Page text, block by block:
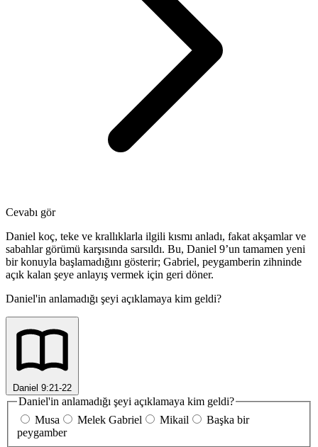
Cevabı gör
Daniel koç, teke ve krallıklarla ilgili kısmı anladı, fakat akşamlar ve
sabahlar görümü karşısında sarsıldı. Bu, Daniel 9’un tamamen yeni
bir konuyla başlamadığını gösterir; Gabriel, peygamberin zihninde
açık kalan şeye anlayış vermek için geri döner.
Daniel'in anlamadığı şeyi açıklamaya kim geldi?
Daniel 9:21-22
Daniel'in anlamadığı şeyi açıklamaya kim geldi?
Musa
Melek Gabriel Mikail
Başka bir
peygamber